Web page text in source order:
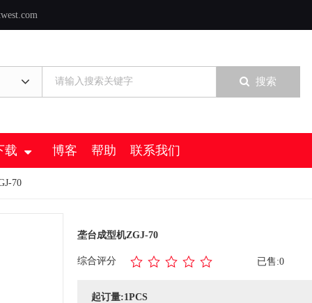
搜索
载 博客 帮助 联系我们
70
垄台成型机ZGJ-70
综合评分 已售:0
起订量:1PCS